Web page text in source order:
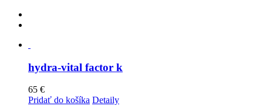
hydra-vital factor k
65 €
Pridať do košíka Detaily